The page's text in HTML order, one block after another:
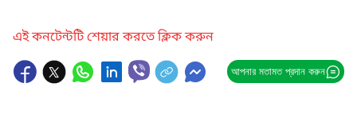
এই কনটেন্টটি শেয়ার করতে ক্লিক করুন
আপনার মতামত প্রদান করুন